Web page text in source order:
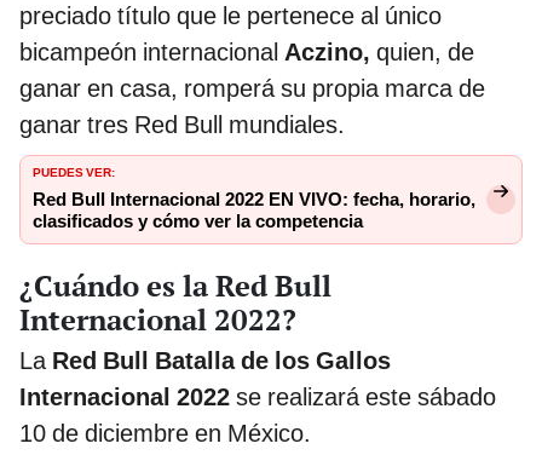
preciado título que le pertenece al único
bicampeón internacional Aczino, quien, de
ganar en casa, romperá su propia marca de
ganar tres Red Bull mundiales.
PUEDES VER:
Red Bull Internacional 2022 EN VIVO: fecha, horario,
clasificados y cómo ver la competencia
¿Cuándo es la Red Bull
Internacional 2022?
La Red Bull Batalla de los Gallos
Internacional 2022 se realizará este sábado
10 de diciembre en México.